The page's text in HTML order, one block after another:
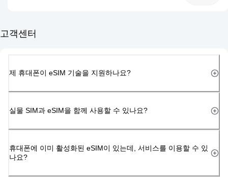
고객센터
제 휴대폰이 eSIM 기술을 지원하나요?
실물 SIM과 eSIM을 함께 사용할 수 있나요?
휴대폰에 이미 활성화된 eSIM이 있는데, 서비스를 이용할 수 있
나요?